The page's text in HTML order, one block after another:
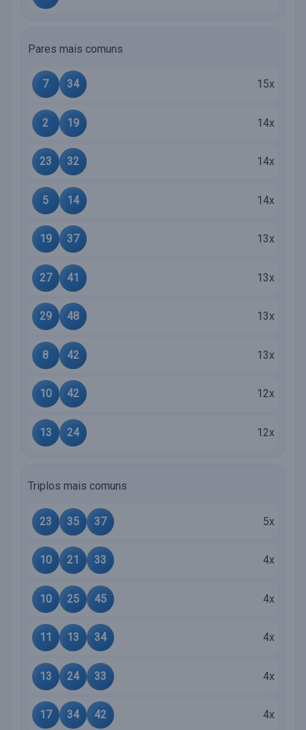
Pares mais comuns
7 34 15x
2 19 14x
23 32 14x
5 14 14x
19 37 13x
27 41 13x
29 48 13x
8 42 13x
10 42 12x
13 24 12x
Triplos mais comuns
23 35 37 5x
10 21 33 4x
10 25 45 4x
11 13 34 4x
13 24 33 4x
17 34 42 4x